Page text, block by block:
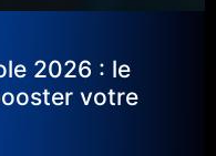
2026 : le
votre